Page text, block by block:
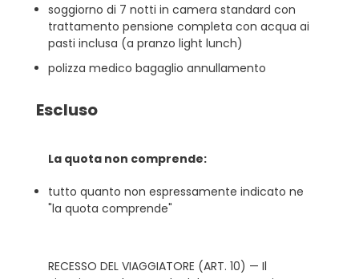
soggiorno di 7 notti in camera standard con
trattamento pensione completa con acqua ai
pasti inclusa (a pranzo light lunch)
polizza medico bagaglio annullamento
Escluso
La quota non comprende:
tutto quanto non espressamente indicato ne
"la quota comprende"
RECESSO DEL VIAGGIATORE (ART. 10) — Il